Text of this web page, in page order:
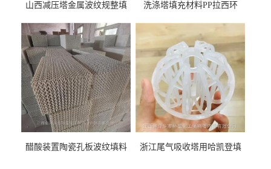
山西减压塔金属波纹规整填
料
洗涤塔填充材料PP拉西环
醋酸装置陶瓷孔板波纹填料
浙江尾气吸收塔用哈凯登填